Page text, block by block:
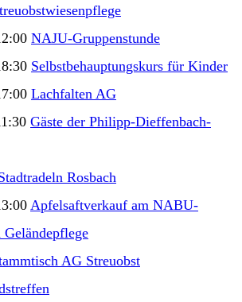
NAJU-Gruppenstunde
Selbstbehauptungskurs für Kinder
Lachfalten AG
Gäste der Philipp-Dieffenbach-
Rosbach
Apfelsaftverkauf am NABU-
AG Streuobst